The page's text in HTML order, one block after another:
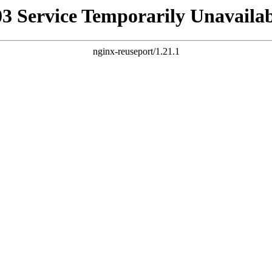
Service Temporarily
nginx-reuseport/1.21.1